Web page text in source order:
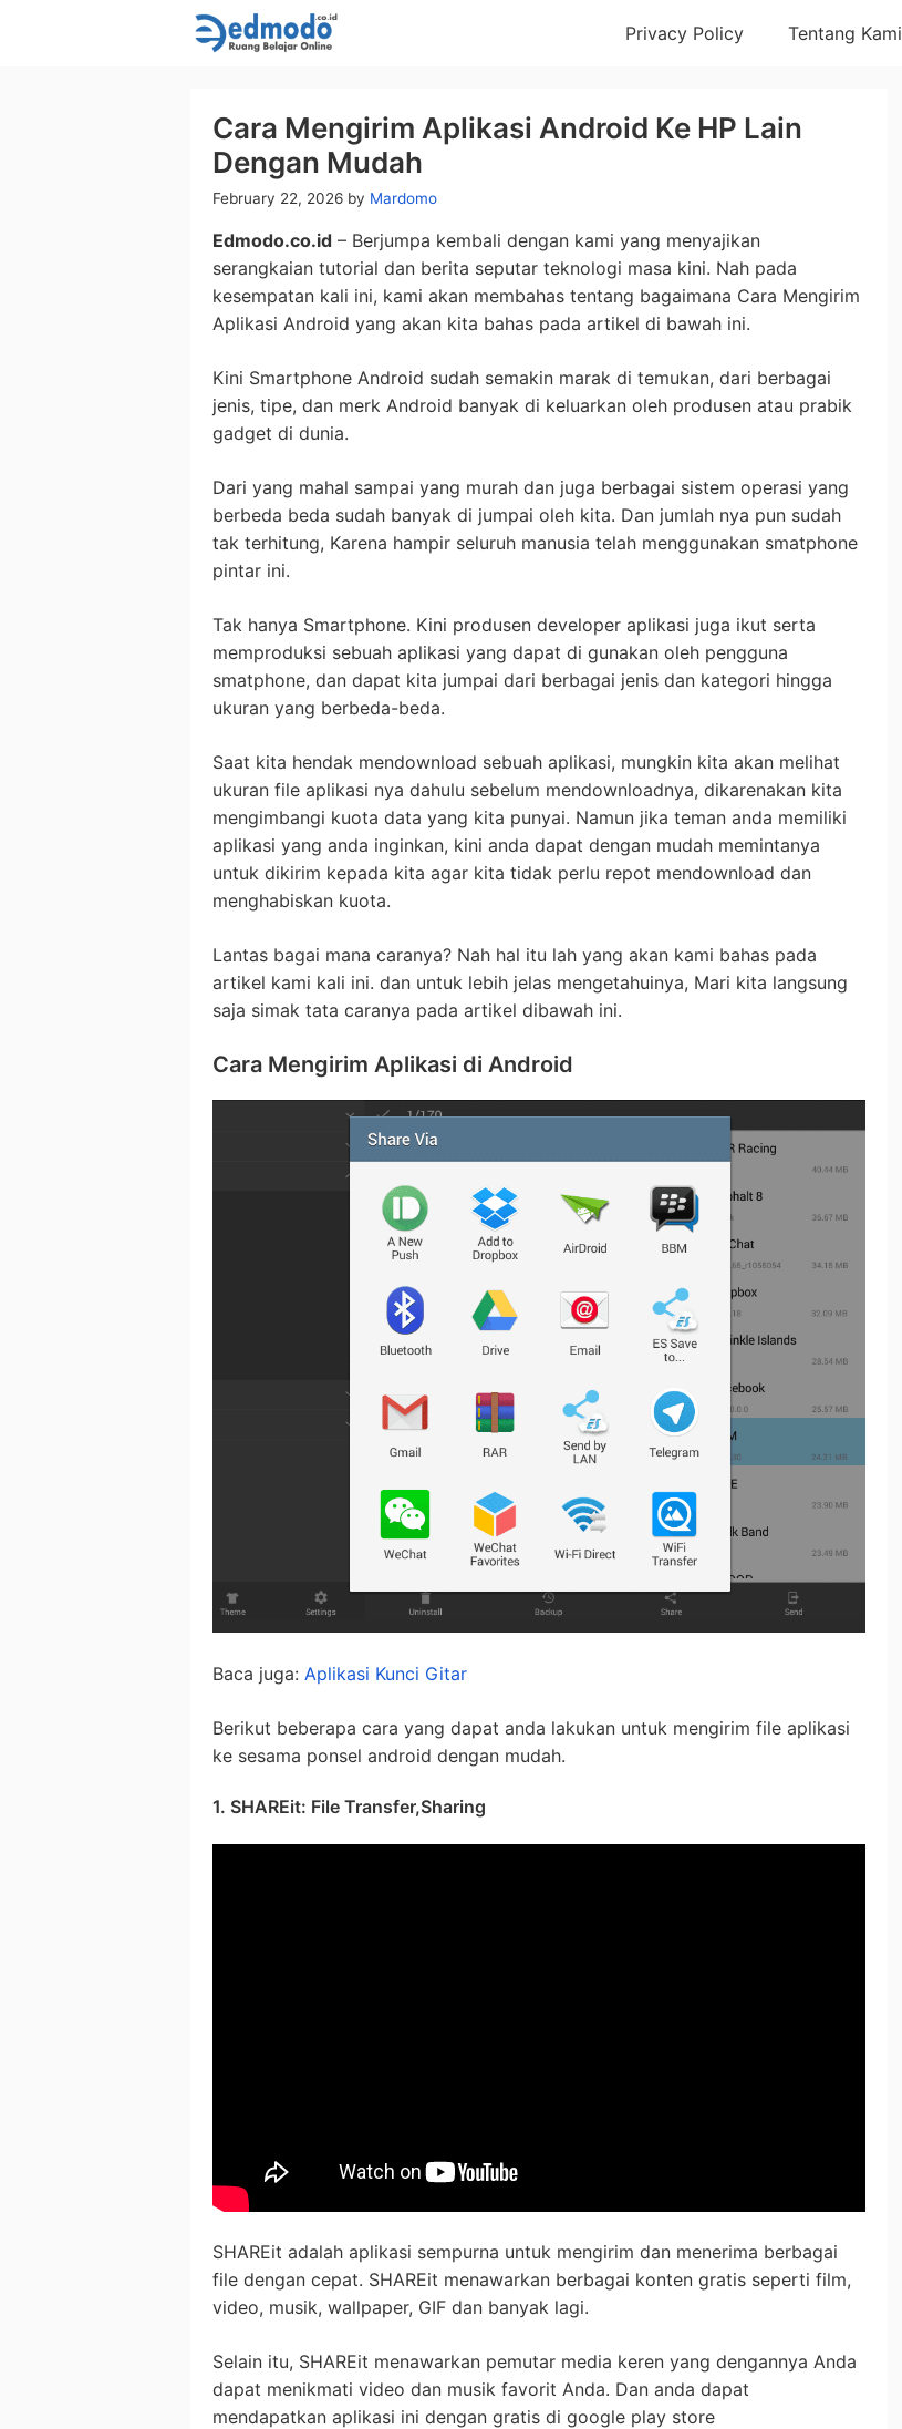
Privacy Policy Tentang Kami
Cara Mengirim Aplikasi Android Ke HP Lain
Dengan Mudah
February 22, 2026 by Mardomo
Edmodo.co.id – Berjumpa kembali dengan kami yang menyajikan
serangkaian tutorial dan berita seputar teknologi masa kini. Nah pada
kesempatan kali ini, kami akan membahas tentang bagaimana Cara Mengirim
Aplikasi Android yang akan kita bahas pada artikel di bawah ini.
Kini Smartphone Android sudah semakin marak di temukan, dari berbagai
jenis, tipe, dan merk Android banyak di keluarkan oleh produsen atau prabik
gadget di dunia.
Dari yang mahal sampai yang murah dan juga berbagai sistem operasi yang
berbeda beda sudah banyak di jumpai oleh kita. Dan jumlah nya pun sudah
tak terhitung, Karena hampir seluruh manusia telah menggunakan smatphone
pintar ini.
Tak hanya Smartphone. Kini produsen developer aplikasi juga ikut serta
memproduksi sebuah aplikasi yang dapat di gunakan oleh pengguna
smatphone, dan dapat kita jumpai dari berbagai jenis dan kategori hingga
ukuran yang berbeda-beda.
Saat kita hendak mendownload sebuah aplikasi, mungkin kita akan melihat
ukuran file aplikasi nya dahulu sebelum mendownloadnya, dikarenakan kita
mengimbangi kuota data yang kita punyai. Namun jika teman anda memiliki
aplikasi yang anda inginkan, kini anda dapat dengan mudah memintanya
untuk dikirim kepada kita agar kita tidak perlu repot mendownload dan
menghabiskan kuota.
Lantas bagai mana caranya? Nah hal itu lah yang akan kami bahas pada
artikel kami kali ini. dan untuk lebih jelas mengetahuinya, Mari kita langsung
saja simak tata caranya pada artikel dibawah ini.
Cara Mengirim Aplikasi di Android
Baca juga: Aplikasi Kunci Gitar
Berikut beberapa cara yang dapat anda lakukan untuk mengirim file aplikasi
ke sesama ponsel android dengan mudah.
1. SHAREit: File Transfer,Sharing
SHAREit adalah aplikasi sempurna untuk mengirim dan menerima berbagai
file dengan cepat. SHAREit menawarkan berbagai konten gratis seperti film,
video, musik, wallpaper, GIF dan banyak lagi.
Selain itu, SHAREit menawarkan pemutar media keren yang dengannya Anda
dapat menikmati video dan musik favorit Anda. Dan anda dapat
mendapatkan aplikasi ini dengan gratis di google play store